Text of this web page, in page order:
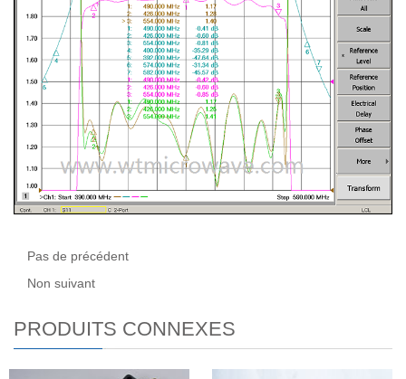
Pas de précédent
Non suivant
PRODUITS CONNEXES